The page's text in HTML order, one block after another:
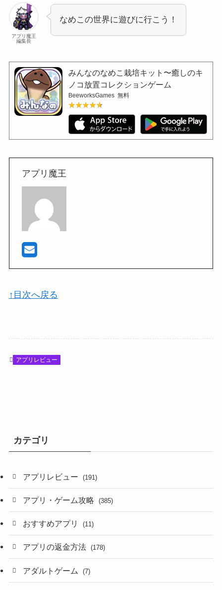
アプリ魔王
編集長
なめこの世界に遊びに行こう！
みんなのなめこ栽培キット〜癒しのキ
ノコ放置コレクションゲーム
BeeworksGames 無料
★★★★★
★★★★★
アプリ魔王
↑目次へ戻る
アプリレビュー
カテゴリ
アプリレビュー (191)
アプリ・ゲーム攻略 (385)
おすすめアプリ (11)
アプリの返金方法 (178)
アダルトゲーム (7)